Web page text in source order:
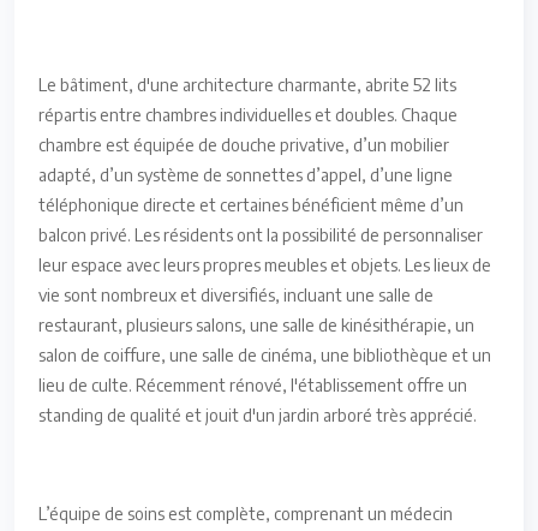
Le bâtiment, d'une architecture charmante, abrite 52 lits
répartis entre chambres individuelles et doubles. Chaque
chambre est équipée de douche privative, d’un mobilier
adapté, d’un système de sonnettes d’appel, d’une ligne
téléphonique directe et certaines bénéficient même d’un
balcon privé. Les résidents ont la possibilité de personnaliser
leur espace avec leurs propres meubles et objets. Les lieux de
vie sont nombreux et diversifiés, incluant une salle de
restaurant, plusieurs salons, une salle de kinésithérapie, un
salon de coiffure, une salle de cinéma, une bibliothèque et un
lieu de culte. Récemment rénové, l'établissement offre un
standing de qualité et jouit d'un jardin arboré très apprécié.
L’équipe de soins est complète, comprenant un médecin